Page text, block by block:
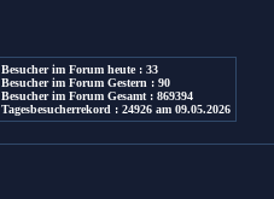
Besucher im Forum heute : 33
Besucher im Forum Gestern : 90
Besucher im Forum Gesamt : 869394
Tagesbesucherrekord : 24926 am 09.05.2026